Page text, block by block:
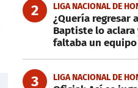
2 LIGA NACIONAL DE
¿Quería regresar
Baptiste lo aclara
faltaba un
3 LIGA NACIONAL DE